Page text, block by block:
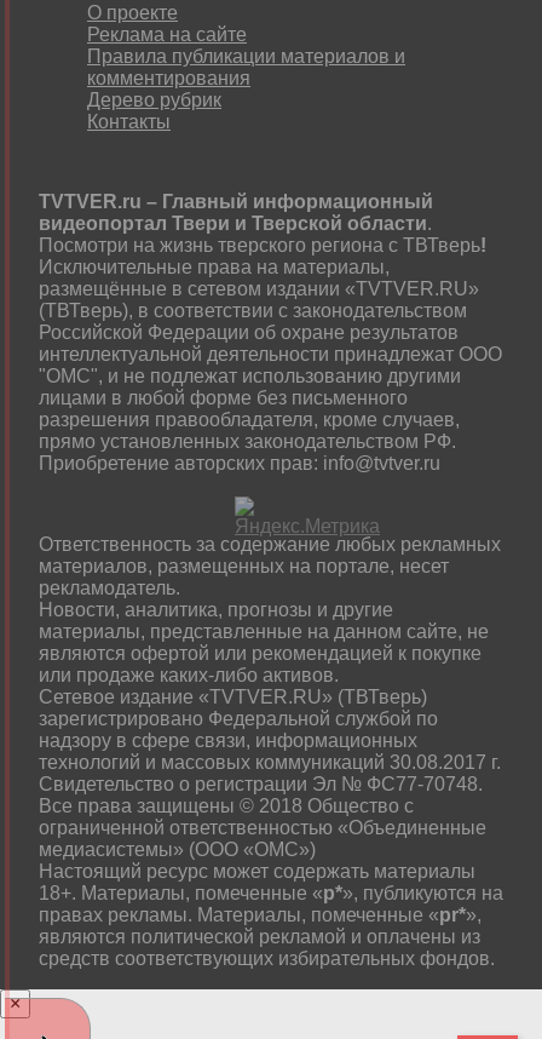
О проекте
Реклама на сайте
Правила публикации материалов и
комментирования
Дерево рубрик
Контакты
TVTVER.ru – Главный информационный
видеопортал Твери и Тверской области.
Посмотри на жизнь тверского региона с ТВТверь!
Исключительные права на материалы,
размещённые в сетевом издании «TVTVER.RU»
(ТВТверь), в соответствии с законодательством
Российской Федерации об охране результатов
интеллектуальной деятельности принадлежат ООО
"ОМС", и не подлежат использованию другими
лицами в любой форме без письменного
разрешения правообладателя, кроме случаев,
прямо установленных законодательством РФ.
Приобретение авторских прав: info@tvtver.ru
Ответственность за содержание любых рекламных
материалов, размещенных на портале, несет
рекламодатель.
Новости, аналитика, прогнозы и другие
материалы, представленные на данном сайте, не
являются офертой или рекомендацией к покупке
или продаже каких-либо активов.
Сетевое издание «TVTVER.RU» (ТВТверь)
зарегистрировано Федеральной службой по
надзору в сфере связи, информационных
технологий и массовых коммуникаций 30.08.2017 г.
Свидетельство о регистрации Эл № ФС77-70748.
Все права защищены © 2018 Общество с
ограниченной ответственностью «Объединенные
медиасистемы» (ООО «ОМС»)
Настоящий ресурс может содержать материалы
18+. Материалы, помеченные «р*», публикуются на
правах рекламы. Материалы, помеченные «рr*»,
являются политической рекламой и оплачены из
средств соответствующих избирательных фондов.
×